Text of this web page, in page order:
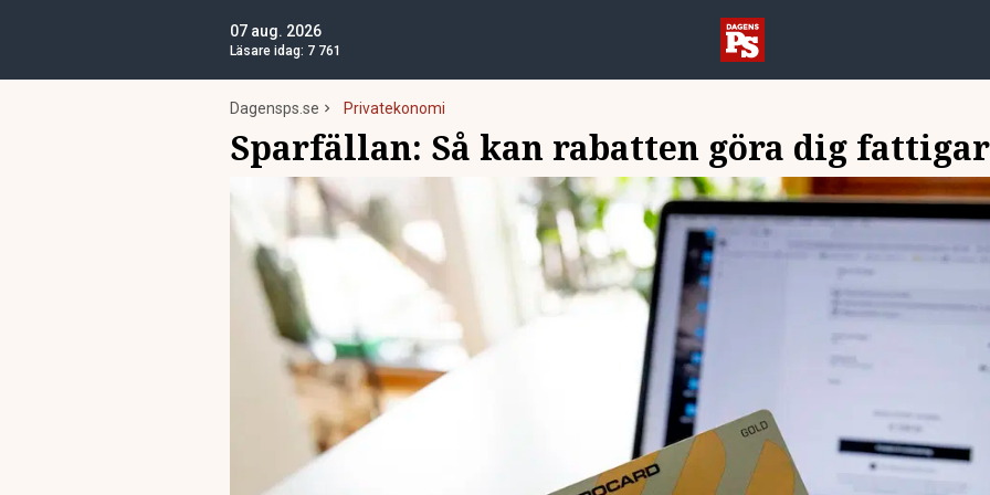
07 aug. 2026
Läsare idag: 7 761
Dagensps.se Privatekonomi
Sparfällan: Så kan rabatten göra dig